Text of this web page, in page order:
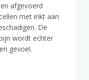
afgevoerd
met inkt aan
De
wordt echter
gevoel.